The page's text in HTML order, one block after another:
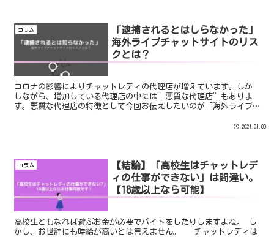
コラム
「逮捕されるとはしらなかった」
海外ライブチャットサイトのリス
クとは？
コロナの影響によりチャットレディの代理店が増えています。しか
しながら、増加している代理店の中には”悪質な代理店”もありま
す。悪質な代理店の特徴として今回お伝えしたいのが「海外ライブ
2021.01.09
コラム
【結論】「高校生はチャットレデ
ィの仕事ができない」は間違い。
【18歳以上なら可能】
高校生ともなれば遊ぶお金が必要でバイトをしたりしますよね。 し
かし、お世辞にも時給が高いとは言えません。 チャットレディは